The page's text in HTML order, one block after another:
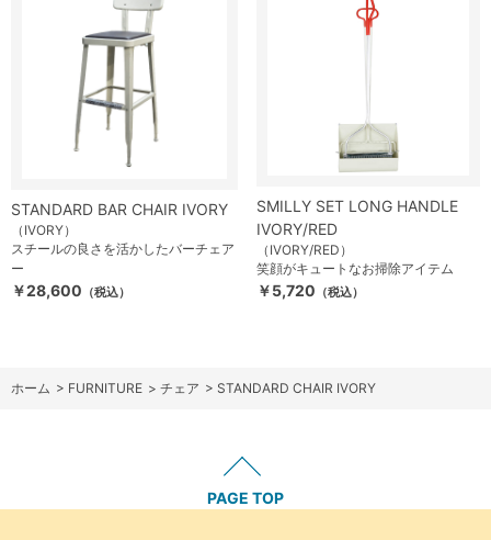
STANDARD BAR CHAIR IVORY
（IVORY）
スチールの良さを活かしたバーチェア
ー
￥28,600 （税込）
SMILLY SET LONG HANDLE
IVORY/RED
（IVORY/RED）
笑顔がキュートなお掃除アイテム
￥5,720 （税込）
ホーム > FURNITURE > チェア > STANDARD CHAIR IVORY
PAGE TOP